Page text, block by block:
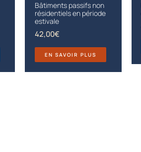
Bâtiments passifs non
résidentiels en période
estivale
42,00€
EN SAVOIR PLUS